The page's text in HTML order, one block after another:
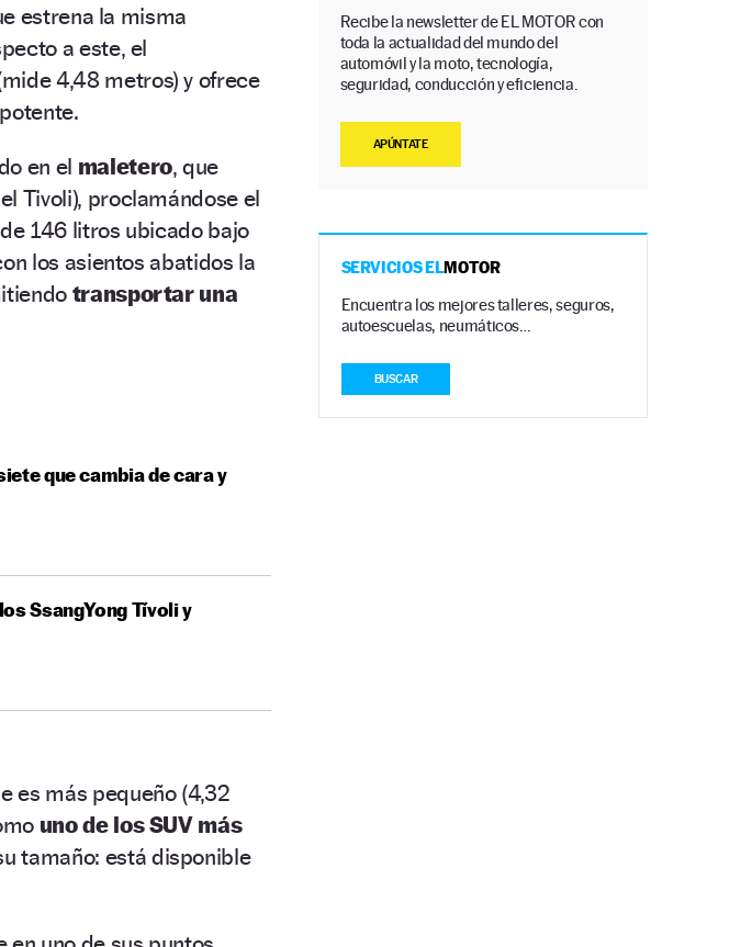
estrena la misma
a este, el
4,48 metros) y ofrece
en el maletero, que
Tivoli), proclamándose el
146 litros ubicado bajo
los asientos abatidos la
transportar una
que cambia de cara y
SsangYong Tívoli y
es más pequeño (4,32
uno de los SUV más
tamaño: está disponible
Recibe la newsletter de EL MOTOR con
toda la actualidad del mundo del
automóvil y la moto, tecnología,
seguridad, conducción y eficiencia.
APÚNTATE
SERVICIOS ELMOTOR
Encuentra los mejores talleres, seguros,
autoescuelas, neumáticos…
BUSCAR